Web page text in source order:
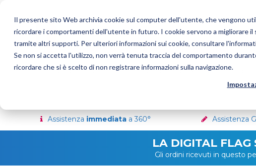
Il presente sito Web archivia cookie sul computer dell'utente, che vengono
ricordare i comportamenti dell'utente in futuro. I cookie servono a migliorare
tramite altri supporti. Per ulteriori informazioni sui cookie, consultare
Se non si accetta l'utilizzo, non verrà tenuta traccia del comportamento
ricordare che si è scelto di non registrare informazioni sulla navigazione.
Bandiere Pubblicitarie Bandiere del Mondo Stadio e
Assistenza immediataa 360° Assistenza
LA DIGITAL
Gli ordini ricevuti in questo